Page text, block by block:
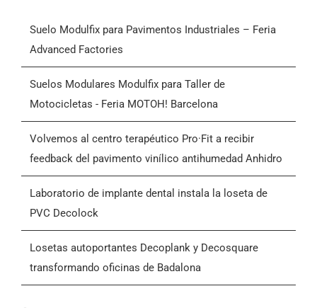
Productos
Quiénes somos
Contactar
Suelo Modulfix para Pavimentos Industriales – Feria
Advanced Factories
Suelos Modulares Modulfix para Taller de
Motocicletas - Feria MOTOH! Barcelona
Volvemos al centro terapéutico Pro·Fit a recibir
feedback del pavimento vinílico antihumedad Anhidro
Laboratorio de implante dental instala la loseta de
PVC Decolock
Losetas autoportantes Decoplank y Decosquare
transformando oficinas de Badalona